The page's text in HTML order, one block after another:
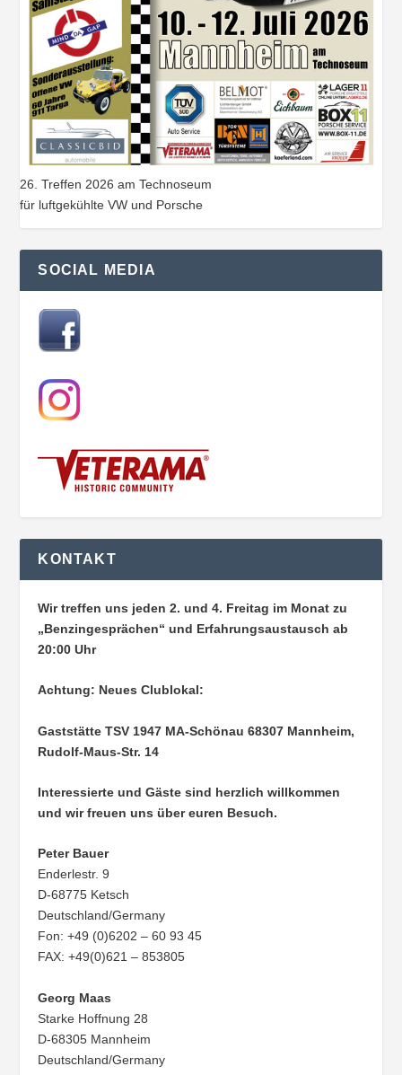
26. Treffen 2026 am Technoseum
für luftgekühlte VW und Porsche
SOCIAL MEDIA
KONTAKT
Wir treffen uns jeden 2. und 4. Freitag im Monat zu
„Benzingesprächen“ und Erfahrungsaustausch ab
20:00 Uhr
Achtung: Neues Clublokal:
Gaststätte TSV 1947 MA-Schönau68307 Mannheim,
Rudolf-Maus-Str. 14
Interessierte und Gäste sind herzlich willkommen
und wir freuen uns über euren Besuch.
Peter Bauer
Enderlestr. 9
D-68775 Ketsch
Deutschland/Germany
Fon: +49 (0)6202 – 60 93 45
FAX: +49(0)621 – 853805
Georg Maas
Starke Hoffnung 28
D-68305 Mannheim
Deutschland/Germany